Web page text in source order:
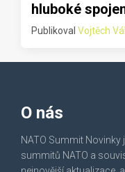
hluboké
Publikoval Vojtěch
O nás
NATO Summit
summitů NATO a